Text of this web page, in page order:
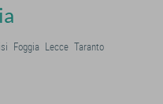
Foggia Lecce Taranto